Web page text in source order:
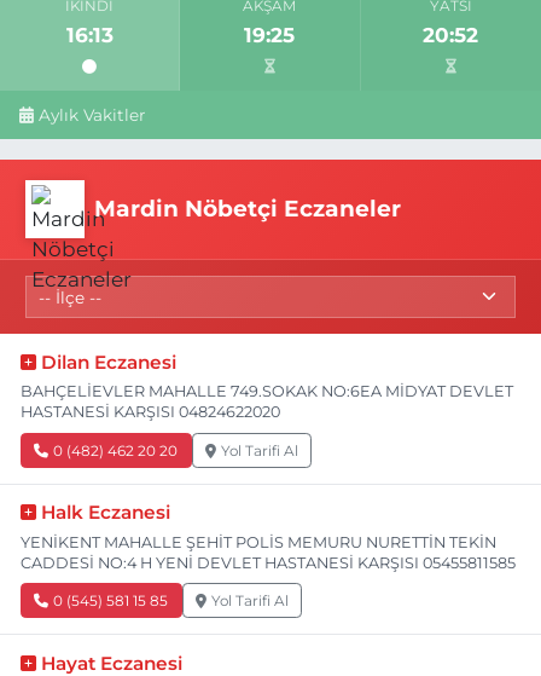
İKINDI
16:13
AKŞAM
19:25
YATSI
20:52
Aylık Vakitler
Mardin Nöbetçi Eczaneler
Dilan Eczanesi
BAHÇELİEVLER MAHALLE 749.SOKAK NO:6EA MİDYAT DEVLET
HASTANESİ KARŞISI 04824622020
0 (482) 462 20 20 Yol Tarifi Al
Halk Eczanesi
YENİKENT MAHALLE ŞEHİT POLİS MEMURU NURETTİN TEKİN
CADDESİ NO:4 H YENİ DEVLET HASTANESİ KARŞISI 05455811585
0 (545) 581 15 85 Yol Tarifi Al
Hayat Eczanesi